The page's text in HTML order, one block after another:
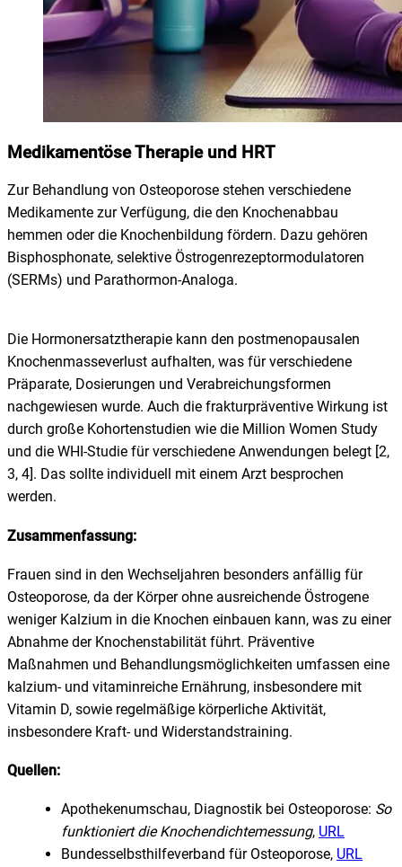
Medikamentöse Therapie und HRT
Zur Behandlung von Osteoporose stehen verschiedene
Medikamente zur Verfügung, die den Knochenabbau
hemmen oder die Knochenbildung fördern. Dazu gehören
Bisphosphonate, selektive Östrogenrezeptormodulatoren
(SERMs) und Parathormon-Analoga.
Die Hormonersatztherapie kann den postmenopausalen
Knochenmasseverlust aufhalten, was für verschiedene
Präparate, Dosierungen und Verabreichungsformen
nachgewiesen wurde. Auch die frakturpräventive Wirkung ist
durch große Kohortenstudien wie die Million Women Study
und die WHI-Studie für verschiedene Anwendungen belegt [2,
3, 4]. Das sollte individuell mit einem Arzt besprochen
werden.
Zusammenfassung:
Frauen sind in den Wechseljahren besonders anfällig für
Osteoporose, da der Körper ohne ausreichende Östrogene
weniger Kalzium in die Knochen einbauen kann, was zu einer
Abnahme der Knochenstabilität führt. Präventive
Maßnahmen und Behandlungsmöglichkeiten umfassen eine
kalzium- und vitaminreiche Ernährung, insbesondere mit
Vitamin D, sowie regelmäßige körperliche Aktivität,
insbesondere Kraft- und Widerstandstraining.
Quellen:
Apothekenumschau, Diagnostik bei Osteoporose: So
funktioniert die Knochendichtemessung, URL
Bundesselbsthilfeverband für Osteoporose, URL